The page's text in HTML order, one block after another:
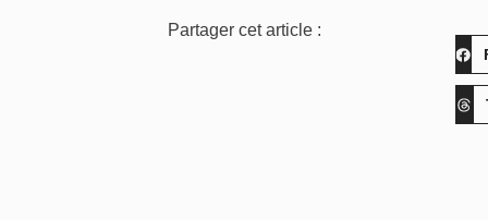
Partager cet article :